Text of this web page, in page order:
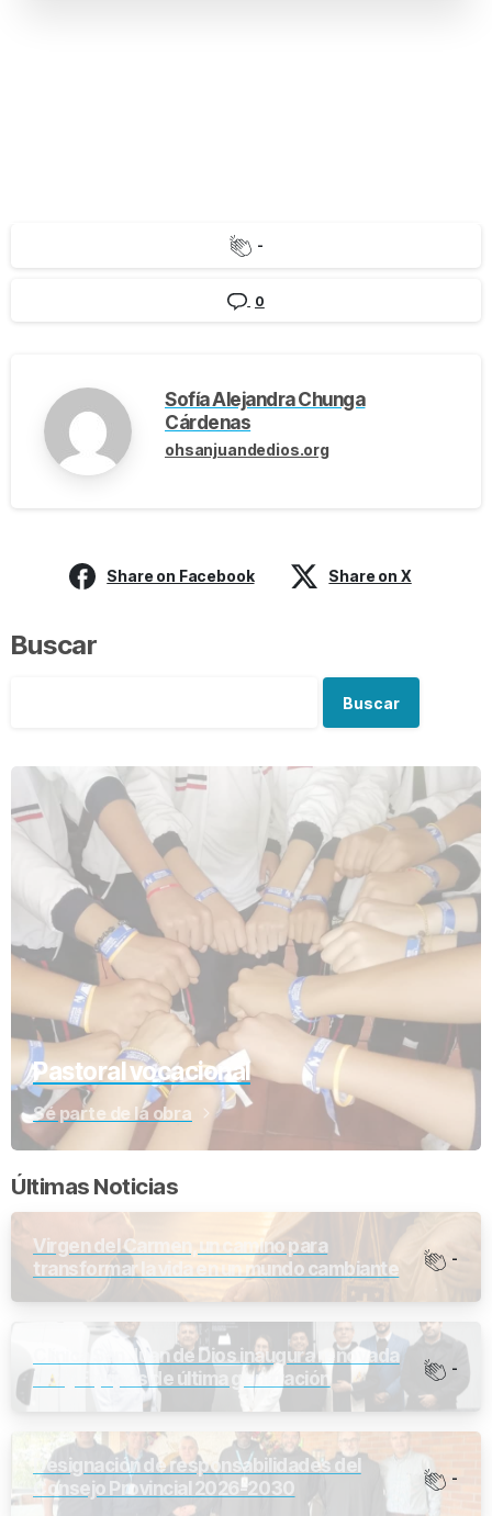
-
0
Sofía Alejandra Chunga
Cárdenas
ohsanjuandedios.org
Share on Facebook Share on X
Buscar
Buscar
Pastoral vocacional
Sé parte de la obra
Últimas Noticias
Virgen del Carmen, un camino para
transformar la vida en un mundo cambiante
-
Clínica San Juan de Dios inaugura renovada
UCI y Equipos de última generación
-
Designación de responsabilidades del
Consejo Provincial 2026-2030
-